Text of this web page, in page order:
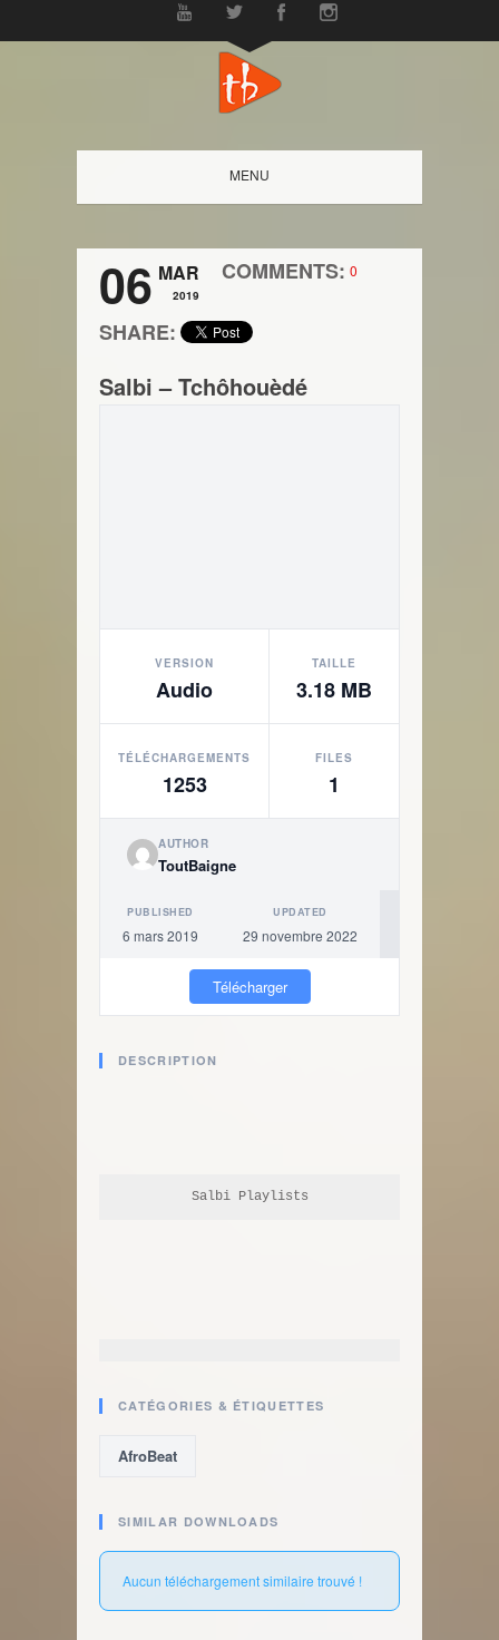
MENU
06 MAR
2019
COMMENTS: 0
SHARE:
Salbi – Tchôhouèdé
VERSION
Audio
TAILLE
3.18 MB
TÉLÉCHARGEMENTS
1253
FILES
1
AUTHOR
ToutBaigne
PUBLISHED
6 mars 2019
UPDATED
29 novembre 2022
Télécharger
DESCRIPTION
Salbi Playlists
CATÉGORIES & ÉTIQUETTES
AfroBeat
SIMILAR DOWNLOADS
Aucun téléchargement similaire trouvé !